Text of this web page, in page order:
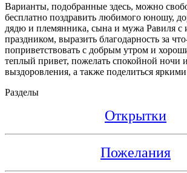
Варианты, подобранные здесь, можно
бесплатно поздравить любимого юношу,
дядю и племянника, сына и мужа Равиля с
праздником, выразить благодарность за
поприветствовать с добрым утром и
теплый привет, пожелать спокойной ночи
выздоровления, а также поделиться
Разделы
Открытки
Пожелания